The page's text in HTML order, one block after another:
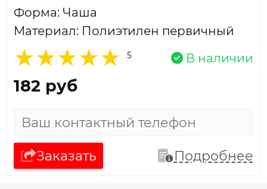
Форма: Чаша
Материал: Полиэтилен первичный
5 В наличии
182 руб
Заказать Подробнее